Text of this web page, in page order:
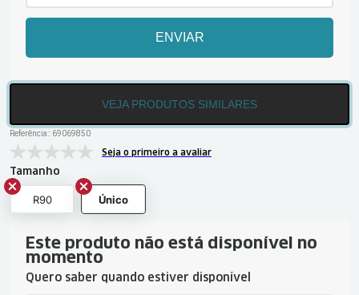
ENVIAR
VEJA PRODUTOS SIMILARES
Referência:: 69069850
Seja o primeiro a avaliar
Tamanho
R90 Único
Este produto não está disponível no
momento
Quero saber quando estiver disponível